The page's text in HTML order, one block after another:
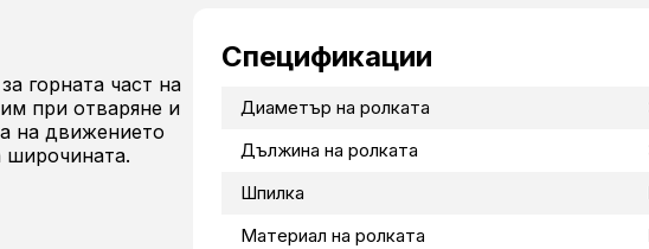
горната част на
при отваряне и
на движението
широчината.
Спецификации
Диаметър на ролката
Дължина на ролката
Шпилка
Материал на ролката